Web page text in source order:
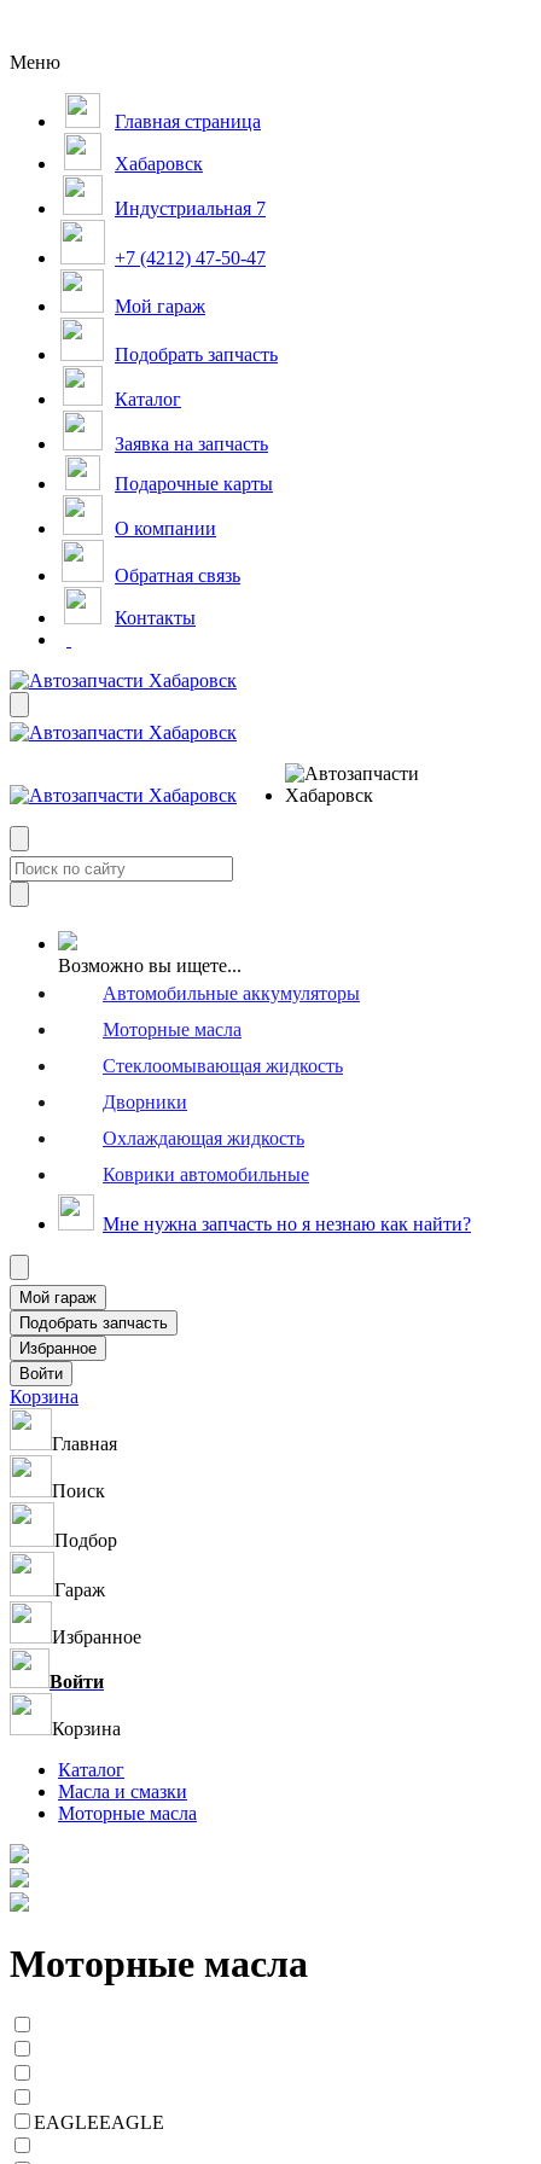
Меню
Главная страница
Хабаровск
Индустриальная 7
+7 (4212) 47-50-47
Мой гараж
Подобрать запчасть
Каталог
Заявка на запчасть
Подарочные карты
О компании
Обратная связь
Контакты
Возможно вы ищете...
Автомобильные аккумуляторы
Моторные масла
Стеклоомывающая жидкость
Дворники
Охлаждающая жидкость
Коврики автомобильные
Мне нужна запчасть но я незнаю как найти?
Корзина
Главная
Поиск
Подбор
Гараж
Избранное
Войти
Корзина
Каталог
Масла и смазки
Моторные масла
Моторные масла
EAGLEEAGLE